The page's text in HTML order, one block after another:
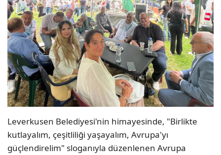
Leverkusen Belediyesi'nin himayesinde, "Birlikte
kutlayalım, çeşitliliği yaşayalım, Avrupa'yı
güçlendirelim" sloganıyla düzenlenen Avrupa